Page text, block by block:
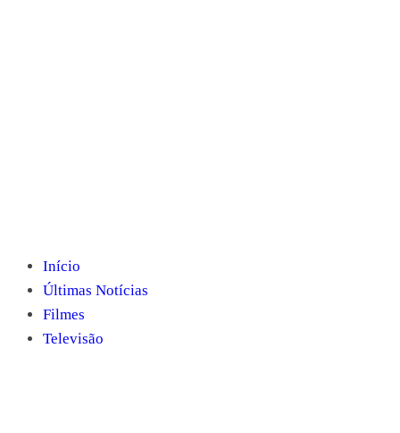
Início
Últimas Notícias
Filmes
Televisão